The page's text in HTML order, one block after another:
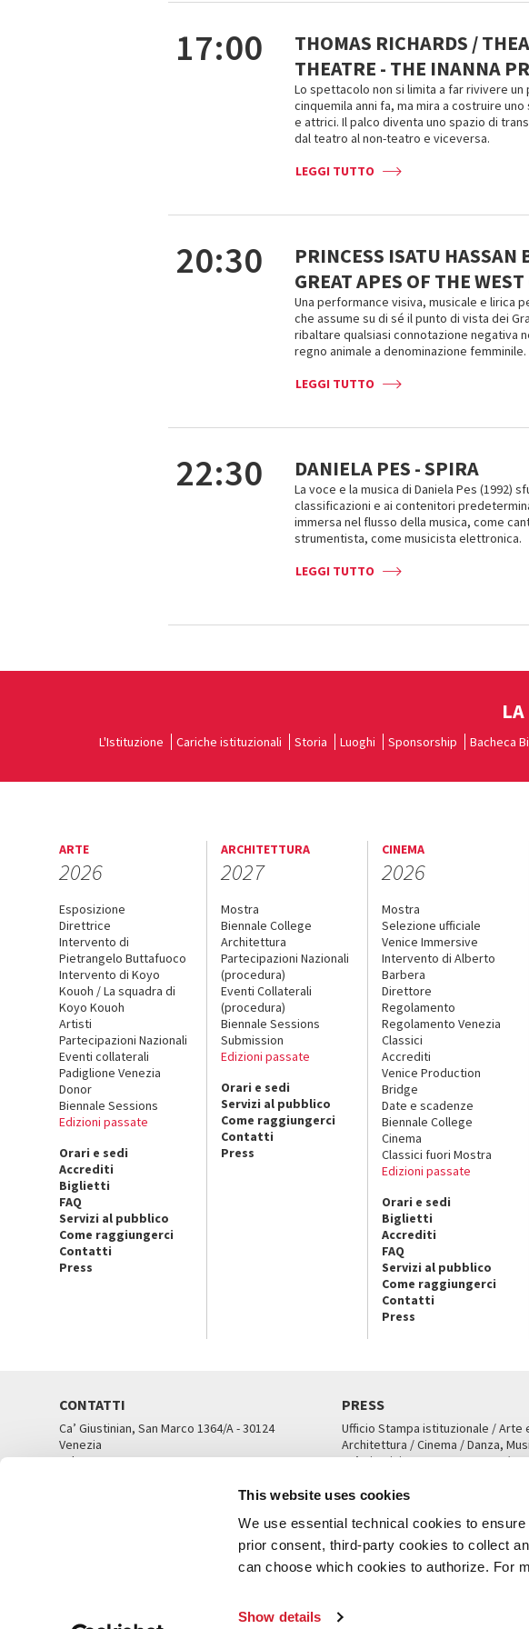
This website uses cookies
We use essential technical cookies to
prior consent, third-party cookies to collect
can choose which cookies to authorize. For
Show details
17:00
THOMAS RICHARDS /
THEATRE - THE INANNA
Lo spettacolo non si limita a far rivivere un
cinquemila anni fa, ma mira a costruire
e attrici. Il palco diventa uno spazio di
dal teatro al non-teatro e viceversa.
LEGGI TUTTO
20:30
PRINCESS ISATU HASSAN
GREAT APES OF THE
Una performance visiva, musicale e lirica
che assume su di sé il punto di vista dei
ribaltare qualsiasi connotazione negativa
regno animale a denominazione femminile.
LEGGI TUTTO
22:30 DANIELA PES - SPIRA
La voce e la musica di Daniela Pes (1992)
classificazioni e ai contenitori
immersa nel flusso della musica, come
strumentista, come musicista elettronica.
LEGGI TUTTO
L'Istituzione Cariche istituzionali Storia Luoghi Sponsorship Bacheca
ARTE
2026
Esposizione
Direttrice
Intervento di
Pietrangelo Buttafuoco
Intervento di Koyo
Kouoh / La squadra di
Koyo Kouoh
Artisti
Partecipazioni Nazionali
Eventi collaterali
Padiglione Venezia
Donor
Biennale Sessions
Edizioni passate
Orari e sedi
Accrediti
Biglietti
FAQ
Servizi al pubblico
Come raggiungerci
Contatti
Press
ARCHITETTURA
2027
Mostra
Biennale College
Architettura
Partecipazioni Nazionali
(procedura)
Eventi Collaterali
(procedura)
Biennale Sessions
Submission
Edizioni passate
Orari e sedi
Servizi al pubblico
Come raggiungerci
Contatti
Press
CINEMA
2026
Mostra
Selezione ufficiale
Venice Immersive
Intervento di Alberto
Barbera
Direttore
Regolamento
Regolamento Venezia
Classici
Accrediti
Venice Production
Bridge
Date e scadenze
Biennale College
Cinema
Classici fuori Mostra
Edizioni passate
Orari e sedi
Biglietti
Accrediti
FAQ
Servizi al pubblico
Come raggiungerci
Contatti
Press
CONTATTI
Ca’ Giustinian, San Marco 1364/A - 30124
Venezia
Tel. 041 5218711
PRESS
Ufficio Stampa istituzionale / Arte
Architettura / Cinema / Danza,
Ca’ Giustinian, San Marco 1364/A,
UFFICI STAMPA